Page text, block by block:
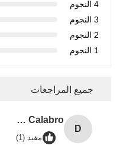
4 النجوم
3 النجوم
2 النجوم
1 النجوم
جميع المراجعات
D
David Calabro
مفيد (1)